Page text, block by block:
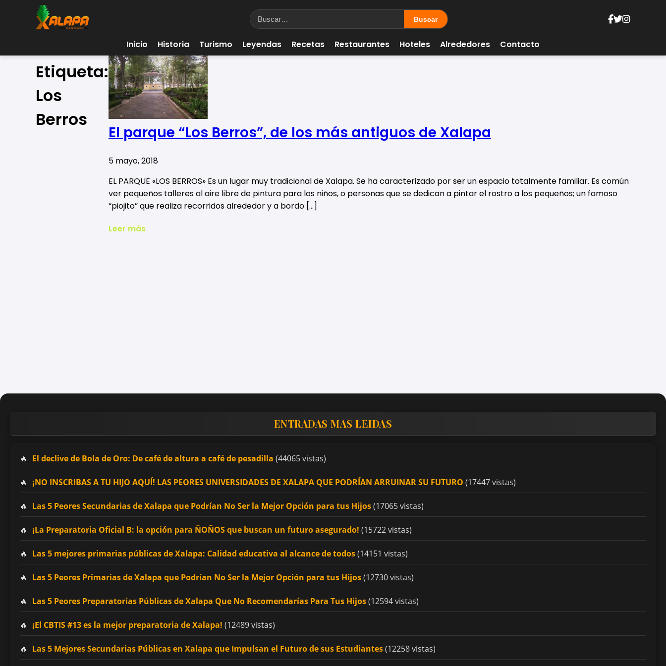
Inicio Historia Turismo Leyendas Recetas Restaurantes Hoteles Alrededores Contacto
Etiqueta:
Los
Berros
El parque “Los Berros”, de los más antiguos de Xalapa
5 mayo, 2018
EL PARQUE «LOS BERROS» Es un lugar muy tradicional de Xalapa. Se ha caracterizado por ser un espacio totalmente familiar. Es común
ver pequeños talleres al aire libre de pintura para los niños, o personas que se dedican a pintar el rostro a los pequeños; un famoso
“piojito” que realiza recorridos alrededor y a bordo […]
Leer más
ENTRADAS MAS LEIDAS
El declive de Bola de Oro: De café de altura a café de pesadilla (44065 vistas)
¡NO INSCRIBAS A TU HIJO AQUÍ! LAS PEORES UNIVERSIDADES DE XALAPA QUE PODRÍAN ARRUINAR SU FUTURO (17447 vistas)
Las 5 Peores Secundarias de Xalapa que Podrían No Ser la Mejor Opción para tus Hijos(17065 vistas)
¡La Preparatoria Oficial B: la opción para ÑOÑOS que buscan un futuro asegurado! (15722 vistas)
Las 5 mejores primarias públicas de Xalapa: Calidad educativa al alcance de todos(14151 vistas)
Las 5 Peores Primarias de Xalapa que Podrían No Ser la Mejor Opción para tus Hijos(12730 vistas)
Las 5 Peores Preparatorias Públicas de Xalapa Que No Recomendarías Para Tus Hijos(12594 vistas)
¡El CBTIS #13 es la mejor preparatoria de Xalapa! (12489 vistas)
Las 5 Mejores Secundarias Públicas en Xalapa que Impulsan el Futuro de sus Estudiantes(12258 vistas)